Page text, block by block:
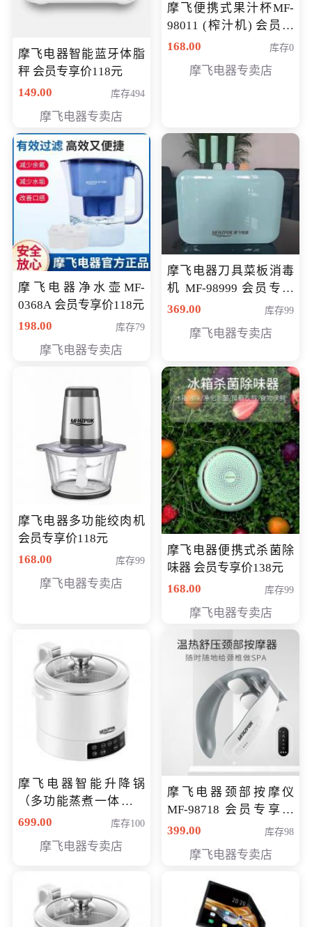
摩飞电器智能蓝牙体脂
秤 会员专享价118元
149.00
库存494
摩飞电器专卖店
摩飞便携式果汁杯MF-
98011 (榨汁机) 会员专
享价138元
168.00 库存0
摩飞电器专卖店
摩飞电器净水壶MF-
0368A 会员专享价118元
198.00
库存79
摩飞电器专卖店
摩飞电器刀具菜板消毒
机 MF-98999 会员专享
价286元
369.00 库存99
摩飞电器专卖店
摩飞电器多功能绞肉机
会员专享价118元
168.00
库存99
摩飞电器专卖店
摩飞电器便携式杀菌除
味器 会员专享价138元
168.00
库存99
摩飞电器专卖店
摩飞电器智能升降锅
（多功能蒸煮一体锅）
（智能升降养生锅） 会
699.00 库存100
摩飞电器专卖店
摩飞电器颈部按摩仪
MF-98718 会员专享价
299元
399.00 库存98
摩飞电器专卖店